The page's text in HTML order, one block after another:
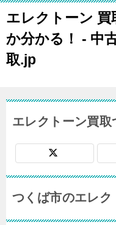
エレクトーン 買
か分かる！ - 中
取.jp
エレクトーン買取
つくば市のエレク